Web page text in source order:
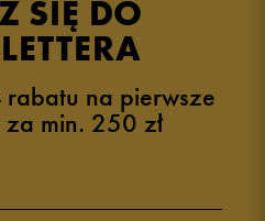
SIĘ DO
na pierwsze
min. 250 zł